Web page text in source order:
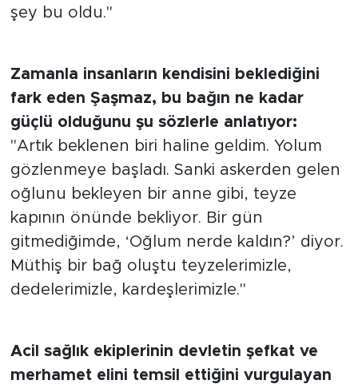
şey bu oldu."
Zamanla insanların kendisini beklediğini
fark eden Şaşmaz, bu bağın ne kadar
güçlü olduğunu şu sözlerle anlatıyor:
"Artık beklenen biri haline geldim. Yolum
gözlenmeye başladı. Sanki askerden gelen
oğlunu bekleyen bir anne gibi, teyze
kapının önünde bekliyor. Bir gün
gitmediğimde, ‘Oğlum nerde kaldın?’ diyor.
Müthiş bir bağ oluştu teyzelerimizle,
dedelerimizle, kardeşlerimizle."
Acil sağlık ekiplerinin devletin şefkat ve
merhamet elini temsil ettiğini vurgulayan